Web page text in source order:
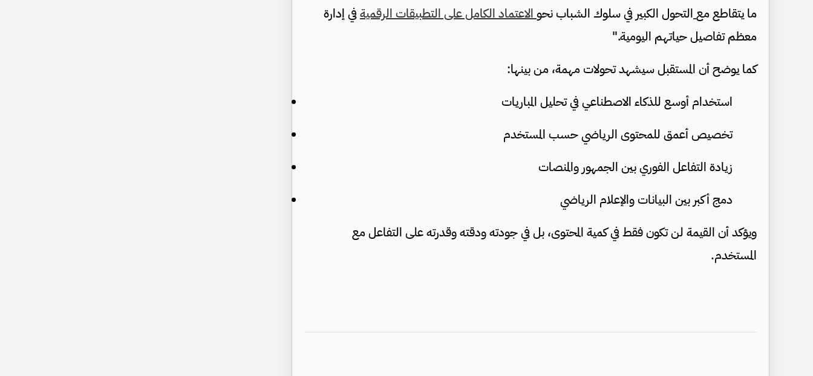
ما يتقاطع مع التحول الكبير في سلوك الشباب نحو الاعتماد الكامل على التطبيقات الرقميةفي إدارة
معظم تفاصيل حياتهم اليومية."
كما يوضح أن المستقبل سيشهد تحولات مهمة، من بينها:
استخدام أوسع للذكاء الاصطناعي في تحليل المباريات
تخصيص أعمق للمحتوى الرياضي حسب المستخدم
زيادة التفاعل الفوري بين الجمهور والمنصات
دمج أكبر بين البيانات والإعلام الرياضي
ويؤكد أن القيمة لن تكون فقط في كمية المحتوى، بل في جودته ودقته وقدرته على التفاعل مع
المستخدم.